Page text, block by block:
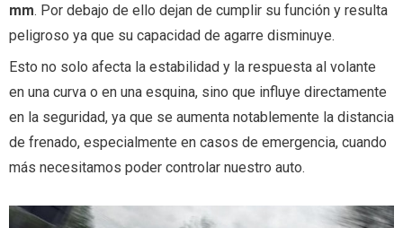
mm. Por debajo de ello dejan de cumplir su función y resulta
peligroso ya que su capacidad de agarre disminuye.
Esto no solo afecta la estabilidad y la respuesta al volante
en una curva o en una esquina, sino que influye directamente
en la seguridad, ya que se aumenta notablemente la distancia
de frenado, especialmente en casos de emergencia, cuando
más necesitamos poder controlar nuestro auto.